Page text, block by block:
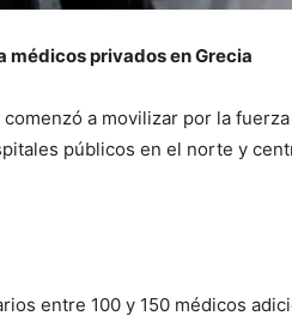
médicos privados en Grecia
a movilizar por la
públicos en el norte y
entre 100 y 150 médicos